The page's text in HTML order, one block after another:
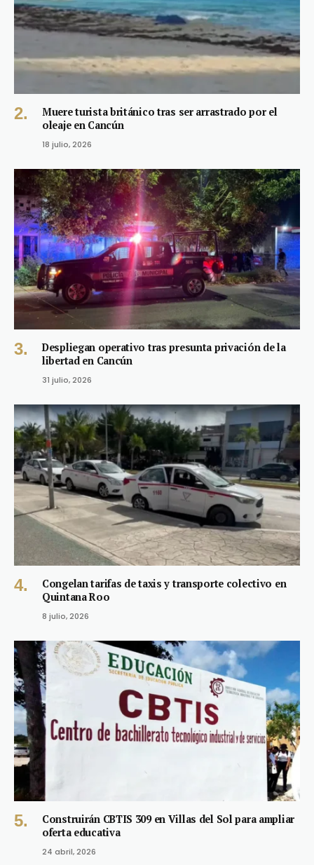
Muere turista británico tras ser arrastrado por el
oleaje en Cancún
18 julio, 2026
Despliegan operativo tras presunta privación de la
libertad en Cancún
31 julio, 2026
Congelan tarifas de taxis y transporte colectivo en
Quintana Roo
8 julio, 2026
Construirán CBTIS 309 en Villas del Sol para ampliar
oferta educativa
24 abril, 2026